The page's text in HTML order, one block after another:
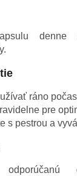
denne
ráno
pre
s pestrou a
odporúčanú